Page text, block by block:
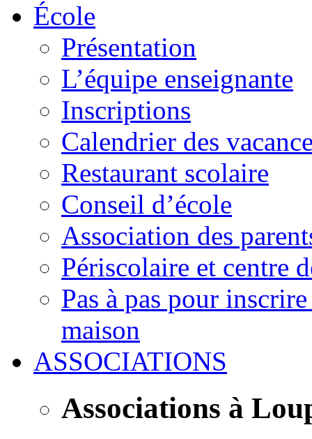
École
Présentation
L’équipe enseignante
Inscriptions
Calendrier des
Restaurant scolaire
Conseil d’école
Association des
Périscolaire et centre
Pas à pas pour
maison
ASSOCIATIONS
Associations à